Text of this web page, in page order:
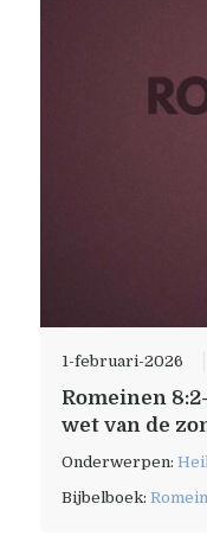
1-februari-2026
Romeinen
wet van de
Onderwerpen:
Bijbelboek: